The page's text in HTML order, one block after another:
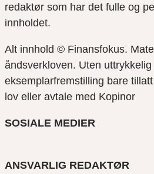
redaktør som har det fulle og
innholdet.
Alt innhold © Finansfokus.
åndsverkloven. Uten
eksemplarfremstilling bare
lov eller avtale med Kopinor
SOSIALE MEDIER
ANSVARLIG REDAKTØR